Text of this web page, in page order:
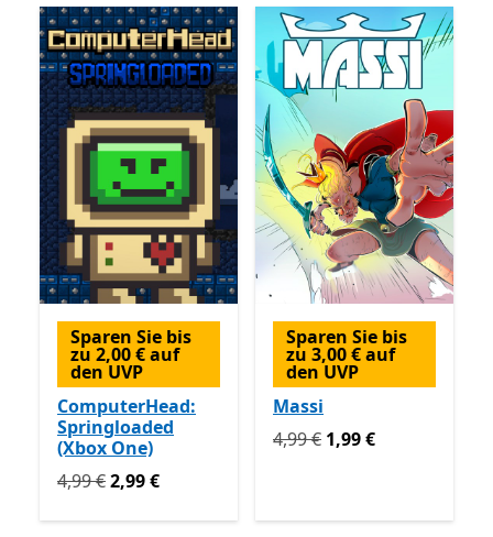
Sparen Sie bis
zu 2,00 € auf
den UVP
ComputerHead:
Springloaded
(Xbox One)
Ursprünglich 4,99 € jetzt 2,99 €
4,99 €2,99 €
Sparen Sie bis
zu 3,00 € auf
den UVP
Massi
Ursprünglich 4,99 € jetzt
4,99 € 1,99 €